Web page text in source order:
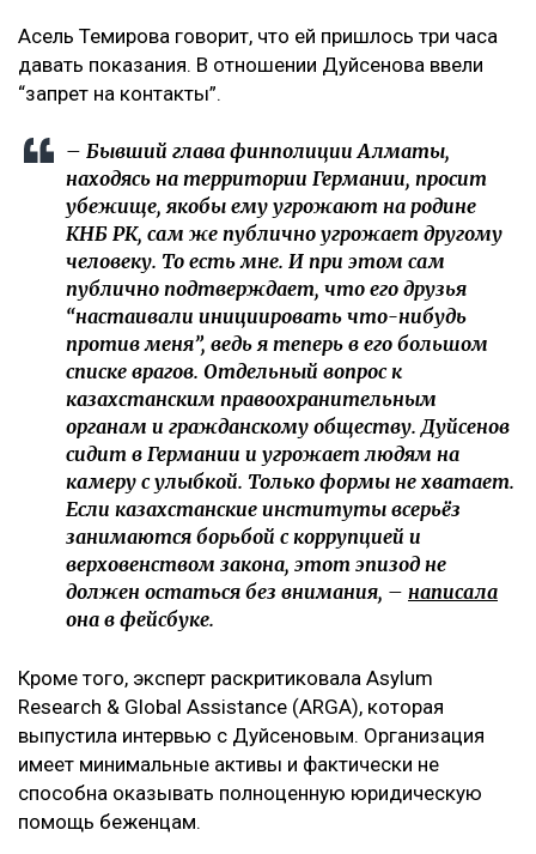
Асель Темирова говорит, что ей пришлось три часа
давать показания. В отношении Дуйсенова ввели
“запрет на контакты”.
– Бывший глава финполиции Алматы,
находясь на территории Германии, просит
убежище, якобы ему угрожают на родине
КНБ РК, сам же публично угрожает другому
человеку. То есть мне. И при этом сам
публично подтверждает, что его друзья
“настаивали инициировать что-нибудь
против меня”, ведь я теперь в его большом
списке врагов. Отдельный вопрос к
казахстанским правоохранительным
органам и гражданскому обществу. Дуйсенов
сидит в Германии и угрожает людям на
камеру с улыбкой. Только формы не хватает.
Если казахстанские институты всерьёз
занимаются борьбой с коррупцией и
верховенством закона, этот эпизод не
должен остаться без внимания, – написала
она в фейсбуке.
Кроме того, эксперт раскритиковала Asylum
Research & Global Assistance (ARGA), которая
выпустила интервью с Дуйсеновым. Организация
имеет минимальные активы и фактически не
способна оказывать полноценную юридическую
помощь беженцам.